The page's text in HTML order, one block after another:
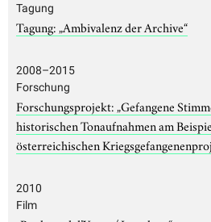
Tagung
Tagung: „Ambivalenz der Archive“
2008–2015
Forschung
Forschungsprojekt: „Gefangene
historischen Tonaufnahmen am
österreichischen
2010
Film